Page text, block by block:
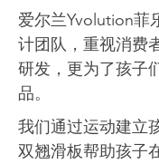
爱尔兰Yvolution菲
计团队，重视消费
研发，更为了孩子
品。
我们通过运动建立
双翘滑板帮助孩子